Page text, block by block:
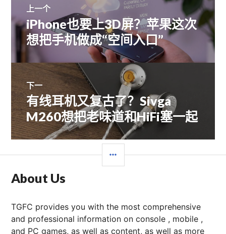
章
导
航
上一个
上
篇
文
iPhone也要上3D屏？苹果这次
想把手机做成“空间入口”
下一
下
篇
文
章：
有线耳机又复古了？Sivga
M260想把老味道和HiFi塞一起
栏
About Us
TGFC provides you with the most comprehensive
and professional information on console , mobile ,
and PC games, as well as content, as well as more